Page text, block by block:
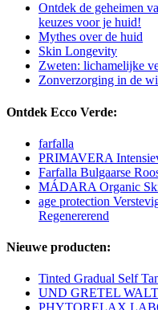
Ontdek de geheimen
keuzes voor je huid!
Mythes over de huid
Skin Longevity
Zweten: lichamelijke
Zonverzorging in de
Ontdek Ecco Verde:
farfalla
PRIMAVERA
Farfalla Bulgaarse
MÁDARA Organic
age protection
Regenererend
Nieuwe producten:
Tinted Gradual Self
UND GRETEL